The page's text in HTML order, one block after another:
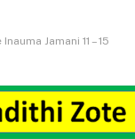
Jamani 11 – 15